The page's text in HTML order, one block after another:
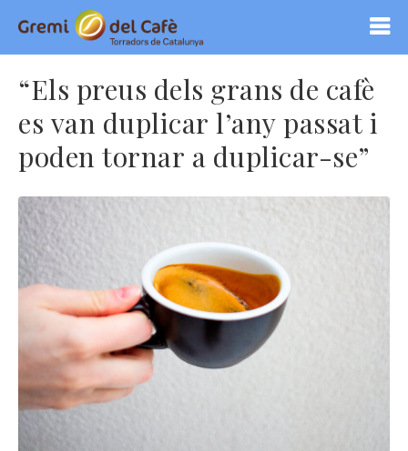
“Els preus dels grans de cafè
es van duplicar l’any passat i
poden tornar a duplicar-se”